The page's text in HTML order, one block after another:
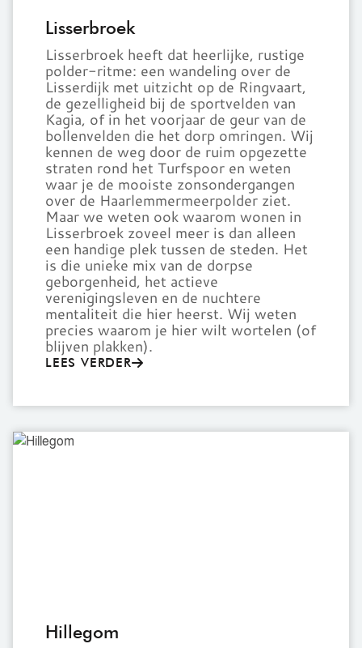
Lisserbroek
Lisserbroek heeft dat heerlijke, rustige
polder-ritme: een wandeling over de
Lisserdijk met uitzicht op de Ringvaart,
de gezelligheid bij de sportvelden van
Kagia, of in het voorjaar de geur van de
bollenvelden die het dorp omringen. Wij
kennen de weg door de ruim opgezette
straten rond het Turfspoor en weten
waar je de mooiste zonsondergangen
over de Haarlemmermeerpolder ziet.
Maar we weten ook waarom wonen in
Lisserbroek zoveel meer is dan alleen
een handige plek tussen de steden. Het
is die unieke mix van de dorpse
geborgenheid, het actieve
verenigingsleven en de nuchtere
mentaliteit die hier heerst. Wij weten
precies waarom je hier wilt wortelen (of
blijven plakken).
LEES VERDER
Hillegom
Hillegom